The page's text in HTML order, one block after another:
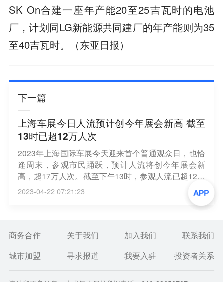
SK On合建一座年产能20至25吉瓦时的电池
厂，计划同LG新能源共同建厂的年产能则为35
至40吉瓦时。（东亚日报）
下一篇
上海车展今日人流预计创今年展会新高 截至
13时已超12万人次
2023年上海国际车展今天迎来首个普通观众日，也恰
逢周末，参观市民踊跃，预计人流将创今年展会新
高，超17万人次。截至下午13时，参观人流已超12万
人次。（澎湃新闻）
2023-04-22 07:21:23
商务合作 关于我们 加入我们
联系我们
城市加盟
寻求报道 我要入驻 投资者关系